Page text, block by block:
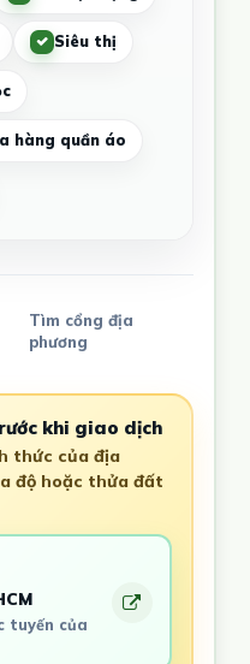
Siêu thị
hàng quần áo
Tìm cổng địa
phương
khi giao dịch
thức của địa
độ hoặc thửa đất
tuyến của